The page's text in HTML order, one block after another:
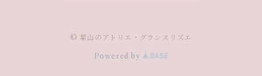
© 葉山のアトリエ・グランスリズエ
Powered by